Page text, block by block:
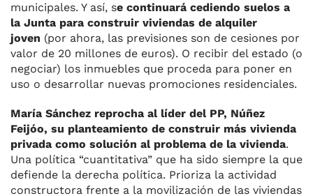
municipales. Y así, se continuará cediendo suelos a
la Junta para construir viviendas de alquiler
joven (por ahora, las previsiones son de cesiones por
valor de 20 millones de euros). O recibir del estado (o
negociar) los inmuebles que proceda para poner en
uso o desarrollar nuevas promociones residenciales.
María Sánchez reprocha al líder del PP, Núñez
Feijóo, su planteamiento de construir más vivienda
privada como solución al problema de la vivienda.
Una política “cuantitativa” que ha sido siempre la que
defiende la derecha política. Prioriza la actividad
constructora frente a la movilización de las viviendas